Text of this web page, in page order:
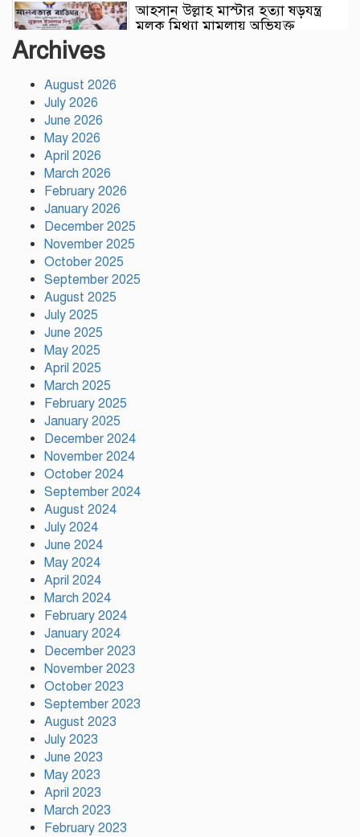
আহসান উল্লাহ মাস্টার হত্যা ষড়যন্ত্র
মূলক মিথ্যা মামলায় অভিযুক্ত
প্রতি ইউনিয়নে খেলার মাঠ ও জেলায়
Archives
August 2026
July 2026
June 2026
May 2026
April 2026
March 2026
February 2026
January 2026
December 2025
November 2025
October 2025
September 2025
August 2025
July 2025
June 2025
May 2025
April 2025
March 2025
February 2025
January 2025
December 2024
November 2024
October 2024
September 2024
August 2024
July 2024
June 2024
May 2024
April 2024
March 2024
February 2024
January 2024
December 2023
November 2023
October 2023
September 2023
August 2023
July 2023
June 2023
May 2023
April 2023
March 2023
February 2023